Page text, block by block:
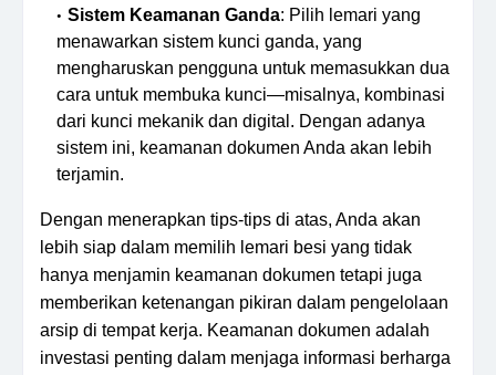
Sistem Keamanan Ganda: Pilih lemari yang
menawarkan sistem kunci ganda, yang
mengharuskan pengguna untuk memasukkan dua
cara untuk membuka kunci—misalnya, kombinasi
dari kunci mekanik dan digital. Dengan adanya
sistem ini, keamanan dokumen Anda akan lebih
terjamin.
Dengan menerapkan tips-tips di atas, Anda akan
lebih siap dalam memilih lemari besi yang tidak
hanya menjamin keamanan dokumen tetapi juga
memberikan ketenangan pikiran dalam pengelolaan
arsip di tempat kerja. Keamanan dokumen adalah
investasi penting dalam menjaga informasi berharga